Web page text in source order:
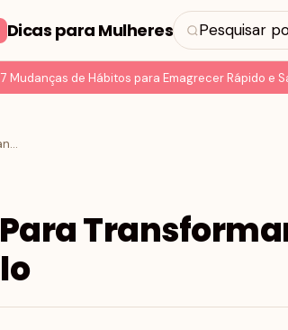
Dicas para Mulheres Pesquisar
de Hábitos para Emagrecer Rápido e
10 Quadros Incríveis Para Transformar Sua Decoração e Estilo